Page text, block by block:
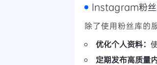
Instagram粉丝
除了使用粉丝库的
优化个人资料：
定期发布高质量内